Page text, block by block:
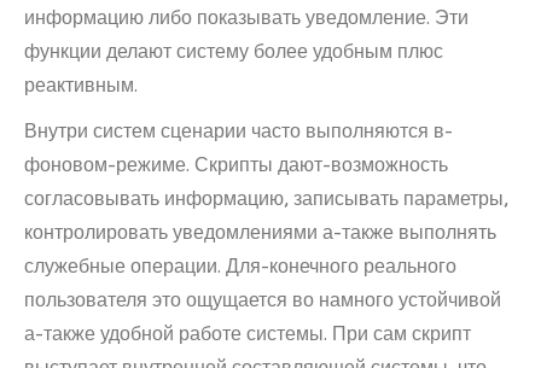
информацию либо показывать уведомление. Эти
функции делают систему более удобным плюс
реактивным.
Внутри систем сценарии часто выполняются в-
фоновом-режиме. Скрипты дают-возможность
согласовывать информацию, записывать параметры,
контролировать уведомлениями а-также выполнять
служебные операции. Для-конечного реального
пользователя это ощущается во намного устойчивой
а-также удобной работе системы. При сам скрипт